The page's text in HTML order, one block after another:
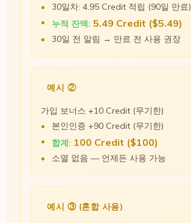
30일차: 4.95 Credit 적립 (90일 만료)
누적 잔액:5.49 Credit ($5.49)
30일 전 알림 → 만료 전 사용 권장
예시 ②
가입 보너스 +10 Credit (무기한)
본인인증 +90 Credit (무기한)
합계: 100 Credit ($100)
소멸 없음 — 언제든 사용 가능
예시 ③ (혼합 사용)